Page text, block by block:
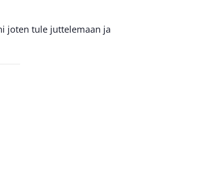
joten tule juttelemaan ja